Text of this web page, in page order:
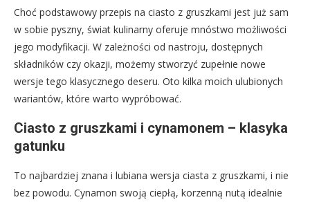
Choć podstawowy przepis na ciasto z gruszkami jest już sam
w sobie pyszny, świat kulinarny oferuje mnóstwo możliwości
jego modyfikacji. W zależności od nastroju, dostępnych
składników czy okazji, możemy stworzyć zupełnie nowe
wersje tego klasycznego deseru. Oto kilka moich ulubionych
wariantów, które warto wypróbować.
Ciasto z gruszkami i cynamonem – klasyka
gatunku
To najbardziej znana i lubiana wersja ciasta z gruszkami, i nie
bez powodu. Cynamon swoją ciepłą, korzenną nutą idealnie